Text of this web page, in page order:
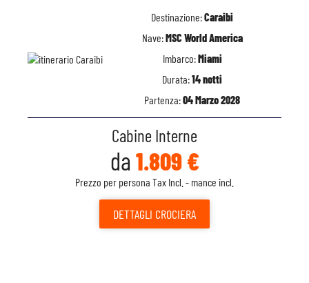
Destinazione:Caraibi
Nave:MSC World America
Imbarco:Miami
Durata:14 notti
Partenza:04 Marzo 2028
Cabine Interne
da 1.809 €
Prezzo per persona Tax Incl. - mance incl.
DETTAGLI CROCIERA